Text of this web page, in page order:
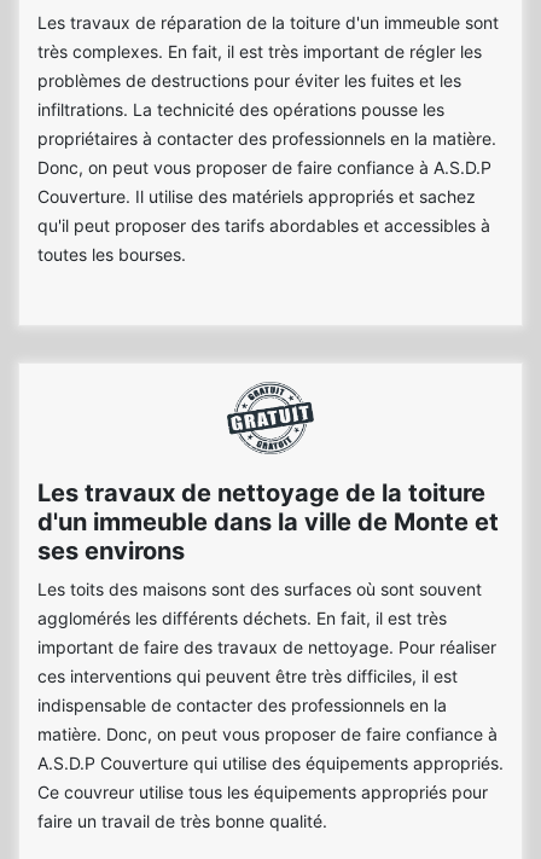
Les travaux de réparation de la toiture d'un immeuble sont
très complexes. En fait, il est très important de régler les
problèmes de destructions pour éviter les fuites et les
infiltrations. La technicité des opérations pousse les
propriétaires à contacter des professionnels en la matière.
Donc, on peut vous proposer de faire confiance à A.S.D.P
Couverture. Il utilise des matériels appropriés et sachez
qu'il peut proposer des tarifs abordables et accessibles à
toutes les bourses.
Les travaux de nettoyage de la toiture
d'un immeuble dans la ville de Monte et
ses environs
Les toits des maisons sont des surfaces où sont souvent
agglomérés les différents déchets. En fait, il est très
important de faire des travaux de nettoyage. Pour réaliser
ces interventions qui peuvent être très difficiles, il est
indispensable de contacter des professionnels en la
matière. Donc, on peut vous proposer de faire confiance à
A.S.D.P Couverture qui utilise des équipements appropriés.
Ce couvreur utilise tous les équipements appropriés pour
faire un travail de très bonne qualité.